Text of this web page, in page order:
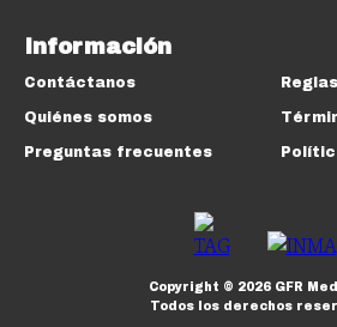
Información
Contáctanos
Quiénes somos
Preguntas frecuentes
Copyright © 2026GFR
Todos los derechos